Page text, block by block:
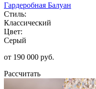
Гардеробная Балуан
Стиль:
Классический
Цвет:
Серый
от 190 000 руб.
Рассчитать